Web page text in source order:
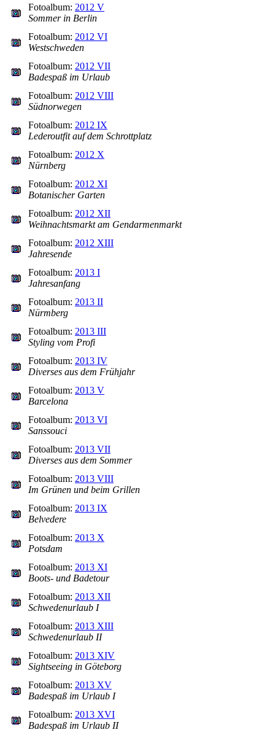
Fotoalbum: 2012 V
Sommer in Berlin
Fotoalbum: 2012 VI
Westschweden
Fotoalbum: 2012 VII
Badespaß im Urlaub
Fotoalbum: 2012 VIII
Südnorwegen
Fotoalbum: 2012 IX
Lederoutfit auf dem Schrottplatz
Fotoalbum: 2012 X
Nürnberg
Fotoalbum: 2012 XI
Botanischer Garten
Fotoalbum: 2012 XII
Weihnachtsmarkt am Gendarmenmarkt
Fotoalbum: 2012 XIII
Jahresende
Fotoalbum: 2013 I
Jahresanfang
Fotoalbum: 2013 II
Nürmberg
Fotoalbum: 2013 III
Styling vom Profi
Fotoalbum: 2013 IV
Diverses aus dem Frühjahr
Fotoalbum: 2013 V
Barcelona
Fotoalbum: 2013 VI
Sanssouci
Fotoalbum: 2013 VII
Diverses aus dem Sommer
Fotoalbum: 2013 VIII
Im Grünen und beim Grillen
Fotoalbum: 2013 IX
Belvedere
Fotoalbum: 2013 X
Potsdam
Fotoalbum: 2013 XI
Boots- und Badetour
Fotoalbum: 2013 XII
Schwedenurlaub I
Fotoalbum: 2013 XIII
Schwedenurlaub II
Fotoalbum: 2013 XIV
Sightseeing in Göteborg
Fotoalbum: 2013 XV
Badespaß im Urlaub I
Fotoalbum: 2013 XVI
Badespaß im Urlaub II